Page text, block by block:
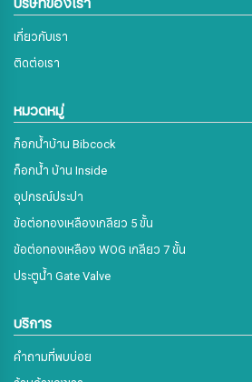
เกี่ยวกับเรา
ติดต่อเรา
หมวดหมู่
ก็อกน้ำบ้าน Bibcock
ก็อกน้ำ บ้าน Inside
อุปกรณ์ประปา
ข้อต่อทองเหลืองเกลียว 5 ขั้น
ข้อต่อทองเหลือง WOG เกลียว 7 ขั้น
ประตูน้ำ Gate Valve
บริการ
คำถามที่พบบ่อย